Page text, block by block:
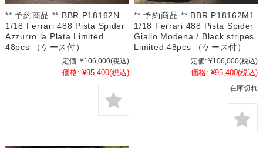
** 予約商品 ** BBR P18162N
1/18 Ferrari 488 Pista Spider
Azzurro la Plata Limited
48pcs （ケース付）
定価: ¥106,000(税込)
価格: ¥95,400(税込)
** 予約商品 ** BBR P18162M1
1/18 Ferrari 488 Pista Spider
Giallo Modena / Black stripes
Limited 48pcs （ケース付）
定価: ¥106,000(税込)
価格: ¥95,400(税込)
在庫切れ